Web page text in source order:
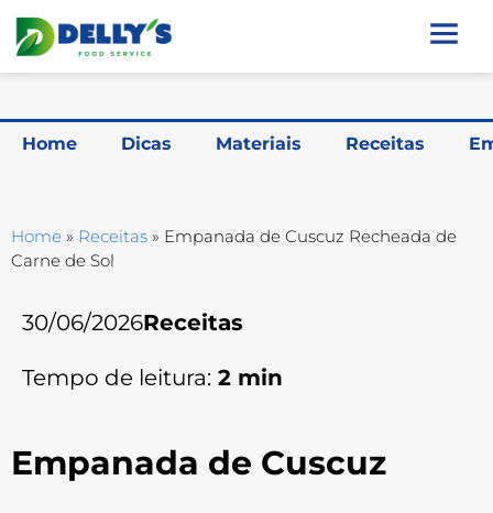
Home Dicas Materiais Receitas
Home » Receitas » Empanada de Cuscuz Recheada de
Carne de Sol
30/06/2026Receitas
Tempo de leitura: 2 min
Empanada de Cuscuz